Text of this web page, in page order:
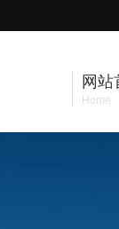
网站
Home